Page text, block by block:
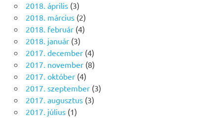
2018. április(3)
2018. március(2)
2018. február(4)
2018. január(3)
2017. december(4)
2017. november(8)
2017. október(4)
2017. szeptember(3)
2017. augusztus(3)
2017. július(1)